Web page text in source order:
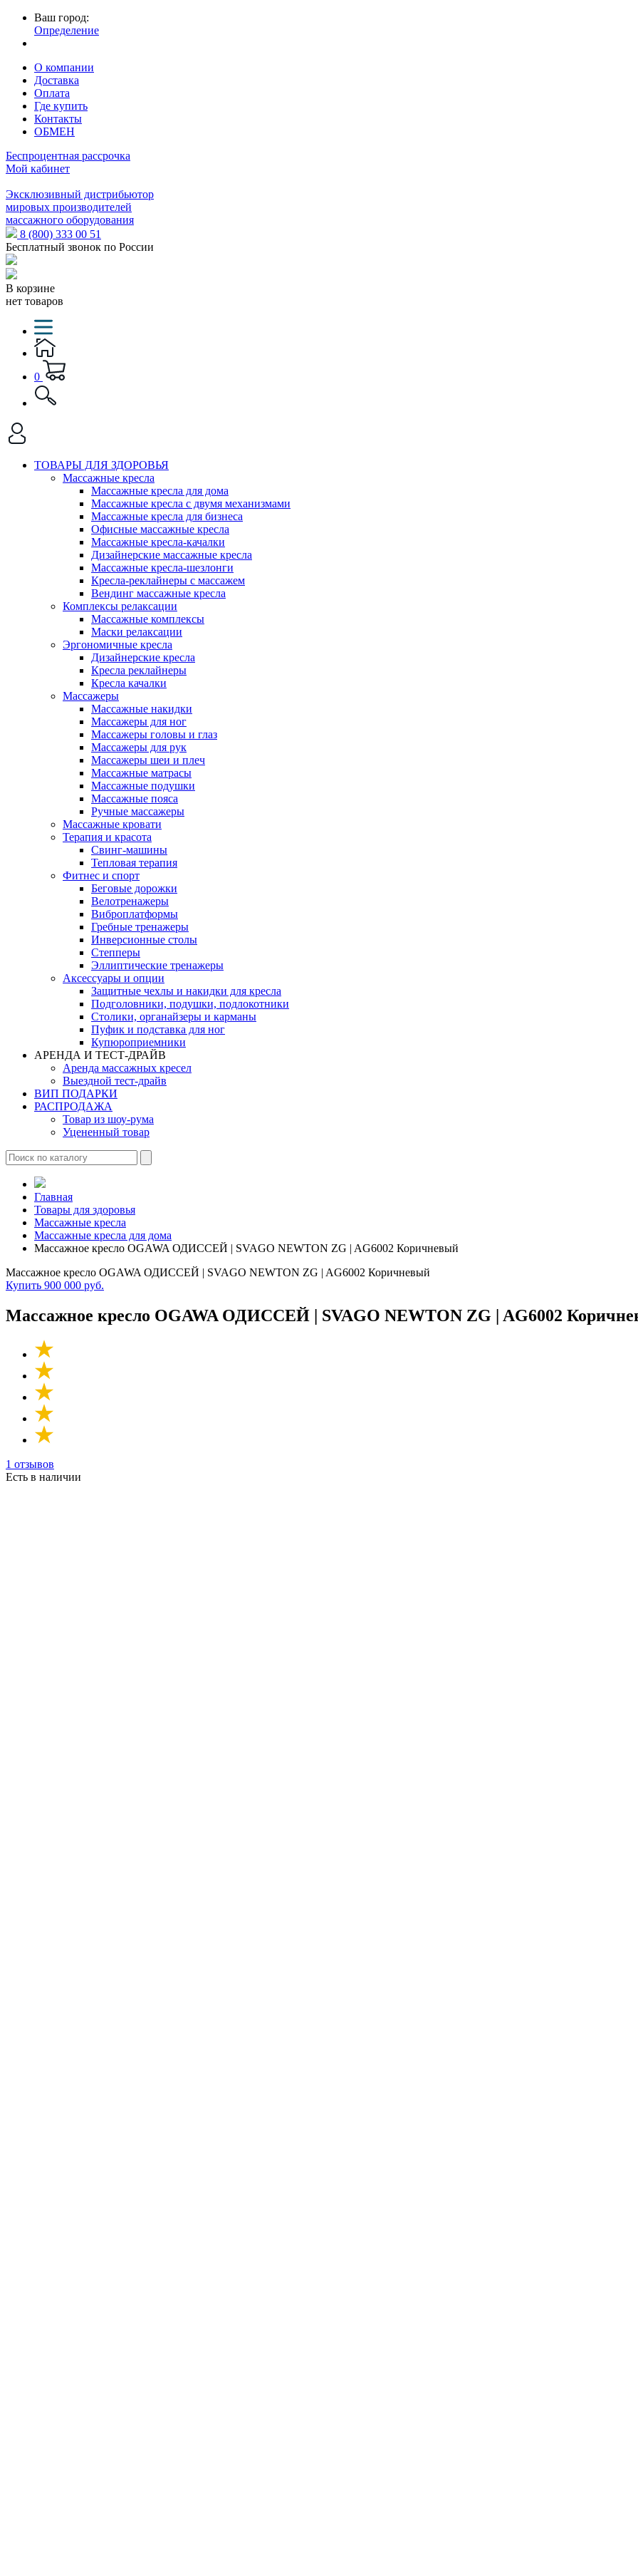
Ваш город:
Определение
О компании
Доставка
Оплата
Где купить
Контакты
ОБМЕН
Беспроцентная рассрочка
Мой кабинет
Эксклюзивный дистрибьютор
мировых производителей
массажного оборудования
8 (800) 333 00 51
Бесплатный звонок по России
В корзине
нет товаров
0
ТОВАРЫ ДЛЯ ЗДОРОВЬЯ
Массажные кресла
Массажные кресла для дома
Массажные кресла с двумя механизмами
Массажные кресла для бизнеса
Офисные массажные кресла
Массажные кресла-качалки
Дизайнерские массажные кресла
Массажные кресла-шезлонги
Кресла-реклайнеры с массажем
Вендинг массажные кресла
Комплексы релаксации
Массажные комплексы
Маски релаксации
Эргономичные кресла
Дизайнерские кресла
Кресла реклайнеры
Кресла качалки
Массажеры
Массажные накидки
Массажеры для ног
Массажеры головы и глаз
Массажеры для рук
Массажеры шеи и плеч
Массажные матрасы
Массажные подушки
Массажные пояса
Ручные массажеры
Массажные кровати
Терапия и красота
Свинг-машины
Тепловая терапия
Фитнес и спорт
Беговые дорожки
Велотренажеры
Виброплатформы
Гребные тренажеры
Инверсионные столы
Степперы
Эллиптические тренажеры
Аксессуары и опции
Защитные чехлы и накидки для кресла
Подголовники, подушки, подлокотники
Столики, органайзеры и карманы
Пуфик и подставка для ног
Купюроприемники
АРЕНДА И ТЕСТ-ДРАЙВ
Аренда массажных кресел
Выездной тест-драйв
ВИП ПОДАРКИ
РАСПРОДАЖА
Товар из шоу-рума
Уцененный товар
Главная
Товары для здоровья
Массажные кресла
Массажные кресла для дома
Массажное кресло OGAWA ОДИССЕЙ | SVAGO NEWTON ZG | AG6002 Коричневый
Массажное кресло OGAWA ОДИССЕЙ | SVAGO NEWTON ZG | AG6002 Коричневый
Купить 900 000 руб.
Массажное кресло OGAWA ОДИССЕЙ | SVAGO NEWTON ZG | AG6002
1 отзывов
Есть в наличии